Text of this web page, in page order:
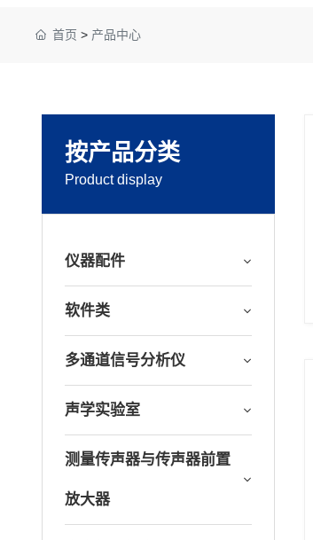
首页 > 产品中心
按产品分类
Product display
仪器配件
软件类
多通道信号分析仪
声学实验室
测量传声器与传声器前置
放大器